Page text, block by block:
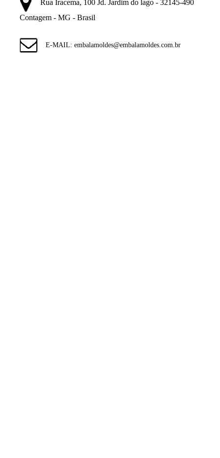
Rua Iracema, 100 Jd. Jardim do lago - 32145-490
Contagem - MG - Brasil
E-MAIL: embalamoldes@embalamoldes.com.br